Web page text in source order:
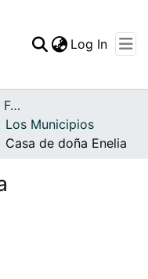
Statistics
Log In
Archivo del Patrimonio Fotográfico y Fílmico del Valle del Cauca
Los Municipios
Casa de doña Enelia